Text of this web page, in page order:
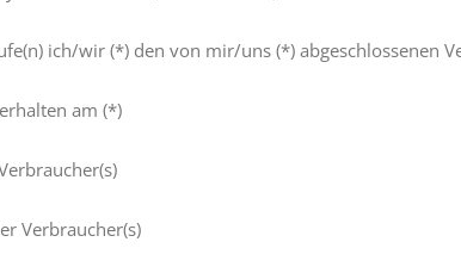
ich/wir (*) den von mir/uns (*) abgeschlossenen
am (*)
Verbraucher(s)